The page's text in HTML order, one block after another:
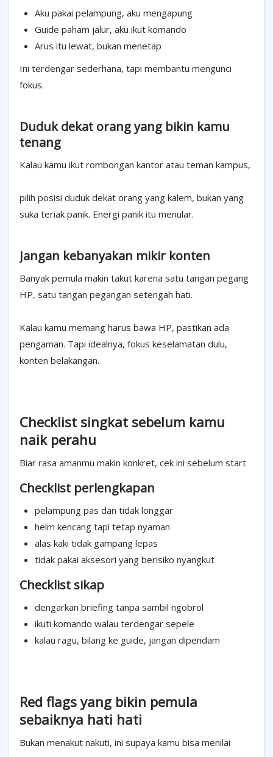
Aku pakai pelampung, aku mengapung
Guide paham jalur, aku ikut komando
Arus itu lewat, bukan menetap
Ini terdengar sederhana, tapi membantu mengunci
fokus.
Duduk dekat orang yang bikin kamu
tenang
Kalau kamu ikut rombongan kantor atau teman kampus,
pilih posisi duduk dekat orang yang kalem, bukan yang
suka teriak panik. Energi panik itu menular.
Jangan kebanyakan mikir konten
Banyak pemula makin takut karena satu tangan pegang
HP, satu tangan pegangan setengah hati.
Kalau kamu memang harus bawa HP, pastikan ada
pengaman. Tapi idealnya, fokus keselamatan dulu,
konten belakangan.
Checklist singkat sebelum kamu
naik perahu
Biar rasa amanmu makin konkret, cek ini sebelum start
Checklist perlengkapan
pelampung pas dan tidak longgar
helm kencang tapi tetap nyaman
alas kaki tidak gampang lepas
tidak pakai aksesori yang berisiko nyangkut
Checklist sikap
dengarkan briefing tanpa sambil ngobrol
ikuti komando walau terdengar sepele
kalau ragu, bilang ke guide, jangan dipendam
Red flags yang bikin pemula
sebaiknya hati hati
Bukan menakut nakuti, ini supaya kamu bisa menilai